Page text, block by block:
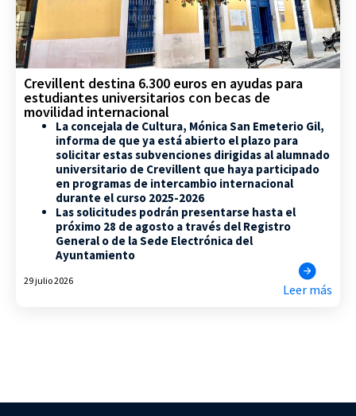
Crevillent destina 6.300 euros en ayudas para
estudiantes universitarios con becas de
movilidad internacional
La concejala de Cultura, Mónica San Emeterio Gil,
informa de que ya está abierto el plazo para
solicitar estas subvenciones dirigidas al alumnado
universitario de Crevillent que haya participado
en programas de intercambio internacional
durante el curso 2025-2026
Las solicitudes podrán presentarse hasta el
próximo 28 de agosto a través del Registro
General o de la Sede Electrónica del
Ayuntamiento
29 julio 2026
Leer más